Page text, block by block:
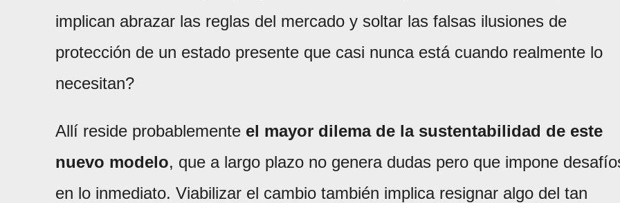
implican abrazar las reglas del mercado y soltar las falsas ilusiones de
protección de un estado presente que casi nunca está cuando realmente lo
necesitan?
Allí reside probablemente el mayor dilema de la sustentabilidad de este
nuevo modelo, que a largo plazo no genera dudas pero que impone
en lo inmediato. Viabilizar el cambio también implica resignar algo del tan